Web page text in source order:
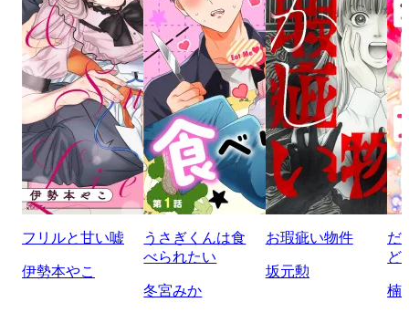
フリルと甘い嘘
伊勢本やこ
うさぎくんは食
べられたい
冬宮みか
お瑕疵い物件
坂元勲
だ
ど
楠